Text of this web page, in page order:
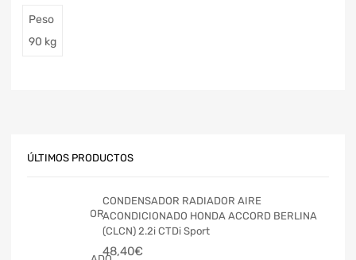
Peso
90 kg
ÚLTIMOS PRODUCTOS
CONDENSADOR RADIADOR AIRE
ACONDICIONADO HONDA ACCORD BERLINA
(CLCN) 2.2i CTDi Sport
48,40€